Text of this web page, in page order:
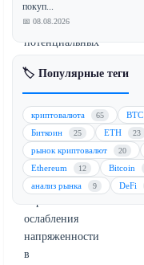
облегчения
и
потенциальных
последствий
от
действий
Уорша
из
ФРС.
По
ослабления
напряженности
в
покуп...
📅 08.08.2026
🏷️ Популярные теги
криптовалюта 65 BTC
Биткоин 25 ETH 23
рынок криптовалют 20
Ethereum 12 Bitcoin
анализ рынка 9 DeFi